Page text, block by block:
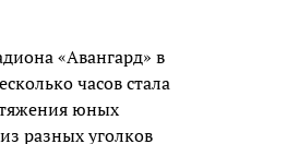
«Авангард» в
часов стала
юных
разных уголков